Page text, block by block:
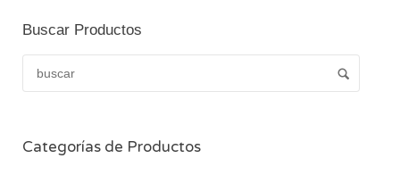
Buscar Productos
Categorías de Productos